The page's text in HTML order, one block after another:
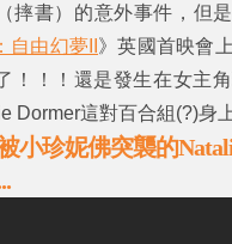
摔書）的意外事件，但是
自由幻夢II 》英國首映會
！！！還是發生在女主
Dormer這對百合組(?)身
小珍妮佛突襲的